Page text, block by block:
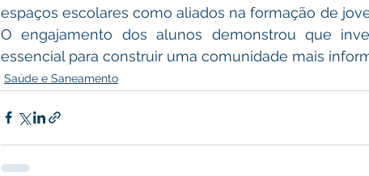
espaços escolares como aliados na formação de
O engajamento dos alunos demonstrou que
essencial para construir uma comunidade mais
Saúde e Saneamento